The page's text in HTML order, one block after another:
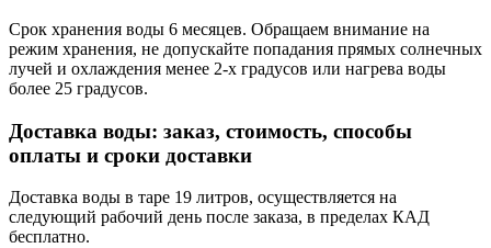
Срок хранения воды 6 месяцев. Обращаем внимание на
режим хранения, не допускайте попадания прямых солнечных
лучей и охлаждения менее 2-х градусов или нагрева воды
более 25 градусов.
Доставка воды: заказ, стоимость, способы
оплаты и сроки доставки
Доставка воды в таре 19 литров, осуществляется на
следующий рабочий день после заказа, в пределах КАД
бесплатно.